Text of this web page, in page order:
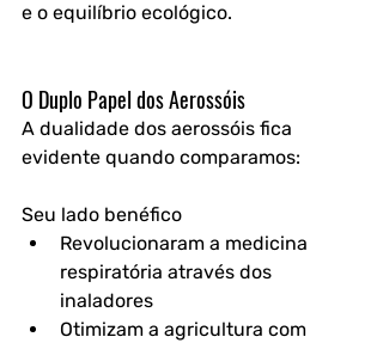
e o equilíbrio ecológico.
O Duplo Papel dos Aerossóis
A dualidade dos aerossóis fica
evidente quando comparamos:
Seu lado benéfico
Revolucionaram a medicina
respiratória através dos
inaladores
Otimizam a agricultura com